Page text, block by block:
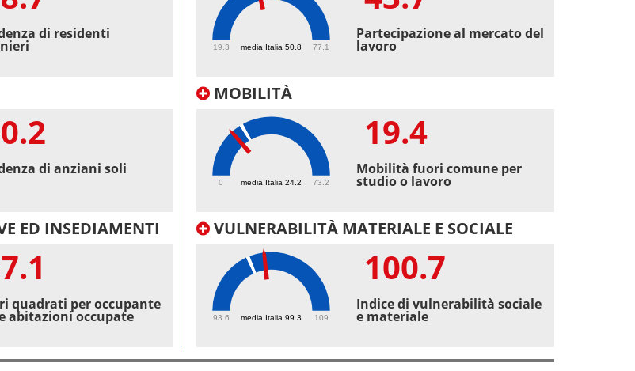
di residenti
di anziani soli
ED INSEDIAMENTI
quadrati per occupante
abitazioni occupate
media Italia 50.8
19.3 77.1
Partecipazione al mercato del
lavoro
MOBILITÀ
media Italia 24.2
0 73.2
19.4
Mobilità fuori comune per
studio o lavoro
VULNERABILITÀ MATERIALE E SOCIALE
media Italia 99.3
93.6 109
100.7
Indice di vulnerabilità sociale
e materiale